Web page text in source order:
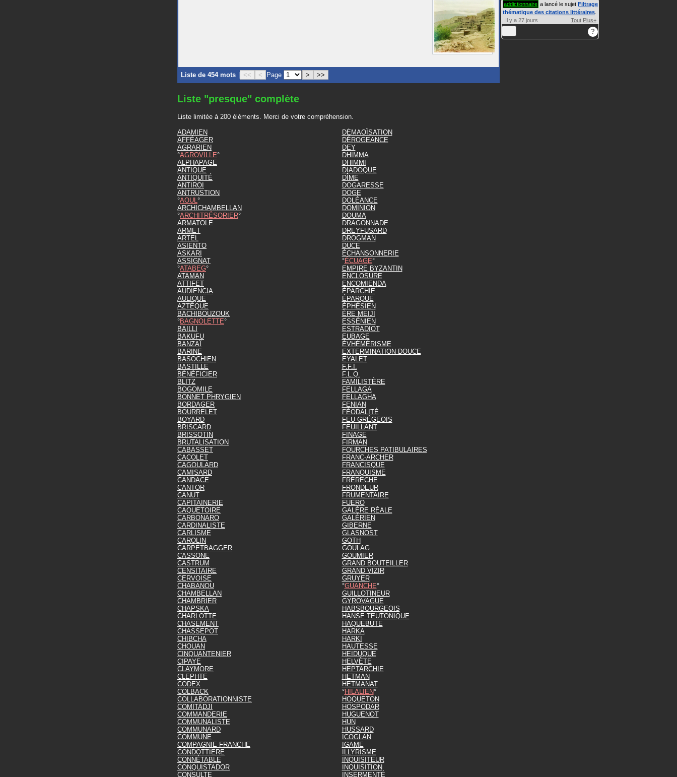
Liste de 454 mots << < Page > >>
Liste "presque" complète
Liste limitée à 200 éléments. Merci de votre compréhension.
ADAMIEN
AFFÉAGER
AGRARIEN
AGROVILLE
ALPHAPAGE
ANTIQUE
ANTIQUITÉ
ANTIROI
ANTRUSTION
AOUL
ARCHICHAMBELLAN
ARCHITRÉSORIER
ARMATOLE
ARMET
ARTEL
ASIENTO
ASKARI
ASSIGNAT
ATABEG
ATAMAN
ATTIFET
AUDIENCIA
AULIQUE
AZTÈQUE
BACHIBOUZOUK
BAGNOLETTE
BAILLI
BAKUFU
BANZAÏ
BARINE
BASOCHIEN
BASTILLE
BÉNÉFICIER
BLITZ
BOGOMILE
BONNET PHRYGIEN
BORDAGER
BOURRELET
BOYARD
BRISCARD
BRISSOTIN
BRUTALISATION
CABASSET
CACOLET
CAGOULARD
CAMISARD
CANDACE
CANTOR
CANUT
CAPITAINERIE
CAQUETOIRE
CARBONARO
CARDINALISTE
CARLISME
CAROLIN
CARPETBAGGER
CASSONE
CASTRUM
CENSITAIRE
CERVOISE
CHABANOU
CHAMBELLAN
CHAMBRIER
CHAPSKA
CHARLOTTE
CHASEMENT
CHASSEPOT
CHIBCHA
CHOUAN
CINQUANTENIER
CIPAYE
CLAYMORE
CLEPHTE
CODEX
COLBACK
COLLABORATIONNISTE
COMITADJI
COMMANDERIE
COMMUNALISTE
COMMUNARD
COMMUNE
COMPAGNIE FRANCHE
CONDOTTIERE
CONNÉTABLE
CONQUISTADOR
CONSULTE
DÉMAOÏSATION
DÉROGEANCE
DEY
DHIMMA
DHIMMI
DIADOQUE
DÎME
DOGARESSE
DOGE
DOLÉANCE
DOMINION
DOUMA
DRAGONNADE
DREYFUSARD
DROGMAN
DUCE
ÉCHANSONNERIE
ÉCUAGE
EMPIRE BYZANTIN
ENCLOSURE
ENCOMIENDA
ÉPARCHIE
ÉPARQUE
ÉPHÉSIEN
ÈRE MEIJI
ESSÉNIEN
ESTRADIOT
EUBAGE
ÉVHÉMÉRISME
EXTERMINATION DOUCE
EYALET
F.F.I.
F.L.Q.
FAMILISTÈRE
FELLAGA
FELLAGHA
FENIAN
FÉODALITÉ
FEU GRÉGEOIS
FEUILLANT
FINAGE
FIRMAN
FOURCHES PATIBULAIRES
FRANC-ARCHER
FRANCISQUE
FRANQUISME
FRÉRÈCHE
FRONDEUR
FRUMENTAIRE
FUERO
GALÈRE RÉALE
GALÉRIEN
GIBERNE
GLASNOST
GOTH
GOULAG
GOUMIER
GRAND BOUTEILLER
GRAND VIZIR
GRUYER
GUANCHE
GUILLOTINEUR
GYROVAGUE
HABSBOURGEOIS
HANSE TEUTONIQUE
HAQUEBUTE
HARKA
HARKI
HAUTESSE
HEIDUQUE
HELVÈTE
HEPTARCHIE
HETMAN
HETMANAT
HILALIEN
HOQUETON
HOSPODAR
HUGUENOT
HUN
HUSSARD
ICOGLAN
IGAME
ILLYRISME
INQUISITEUR
INQUISITION
INSERMENTÉ
addictionnaire a lancé le sujet Filtrage
thématique des citations littéraires
Il y a 27 jours
Tout Plus+
… ?